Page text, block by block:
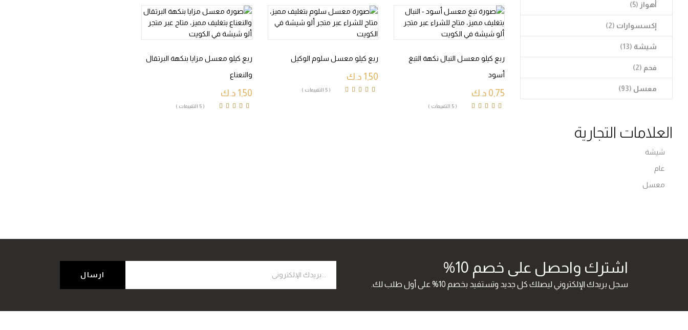
أهواز (5)
إكسسوارات (2)
شيشة (13)
فحم (2)
معسل (93)
العلامات التجارية
شيشة
عام
معسل
ربع كيلو معسل النبال نكهة التبغ
أسود
0,75 د.ك
( 5 التقييمات )
ربع كيلو معسل سلوم الوكيل
1,50 د.ك
( 5 التقييمات )
ربع كيلو معسل مزايا بنكهة البرتقال
والنعناع
1,50 د.ك
( 5 التقييمات )
اشترك واحصل على خصم 10%
سجل بريدك الإلكتروني ليصلك كل جديد وتستفيد بخصم 10% على أول طلب لك.